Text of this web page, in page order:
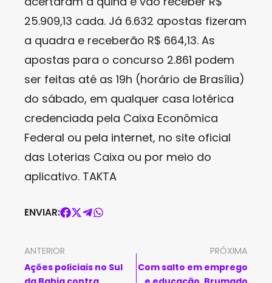
25.909,13 cada. Já 6.632 apostas fizeram
a quadra e receberão R$ 664,13. As
apostas para o concurso 2.861 podem
ser feitas até as 19h (horário de Brasília)
do sábado, em qualquer casa lotérica
credenciada pela Caixa Econômica
Federal ou pela internet, no site oficial
das Loterias Caixa ou por meio do
aplicativo. TAKTA
ENVIAR:
ANTERIOR
Ações policiais no Sul
PRÓXIMA
Com salto em emprego